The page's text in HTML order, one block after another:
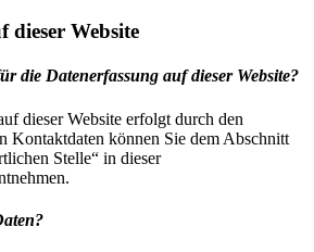
dieser Website
die Datenerfassung auf dieser Website?
dieser Website erfolgt durch den
Kontaktdaten können Sie dem Abschnitt
Stelle“ in dieser